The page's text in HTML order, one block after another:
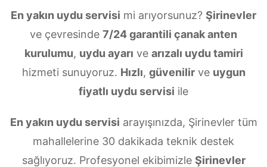
En yakın uydu servisi mi arıyorsunuz? Şirinevler
ve çevresinde 7/24 garantili çanak anten
kurulumu, uydu ayarı ve arızalı uydu tamiri
hizmeti sunuyoruz. Hızlı, güvenilirve uygun
fiyatlı uydu servisi ile
En yakın uydu servisi arayışınızda, Şirinevler tüm
mahallelerine 30 dakikada teknik destek
sağlıyoruz. Profesyonel ekibimizle Şirinevler